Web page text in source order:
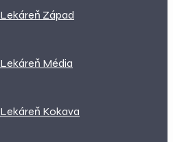
Lekáreň Západ
Lekáreň Média
Lekáreň Kokava